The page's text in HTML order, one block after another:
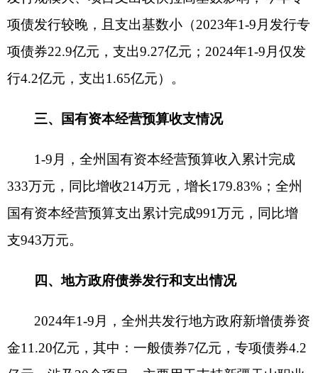
主动担当，积极挖掘增收潜力，推动财政收入继续
增长14.85%，增幅位居全区第3位、南疆四地州第1
位。今年以来，全州收入增幅始终保持在前4位，为
了坚实基础。三县一市中，乌恰县（25.15%）、阿
图什市（17.08%）、阿合奇县（16.50%）、阿克陶
县、乌恰县合力贡献了全州85%以上的收入。
增幅（12.55%）回落3.65个百分点，涉及我州的13
0.27亿元、增长6.47%；企业所得税增收0.14亿元、
增长14.70%；资源税同比增收0.31亿元，增长